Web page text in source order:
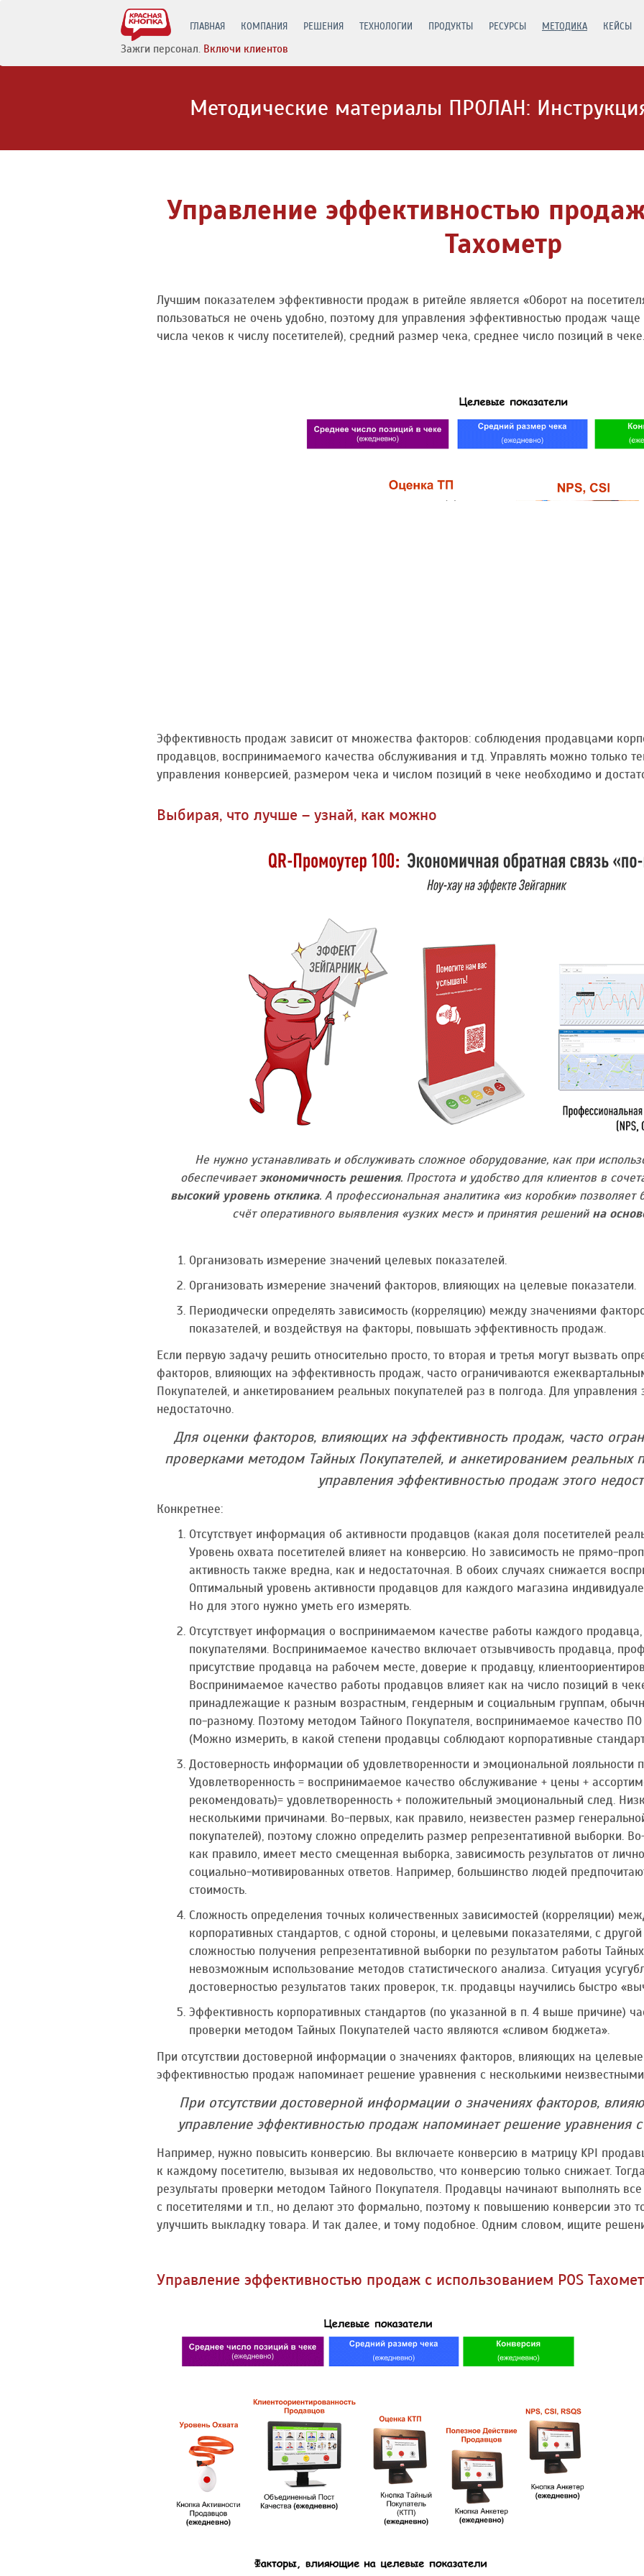
ГЛАВНАЯ КОМПАНИЯ РЕШЕНИЯ ТЕХНОЛОГИИ ПРОДУКТЫ РЕСУРСЫ МЕТОДИКА КЕЙСЫ
Зажги персонал. Включи клиентов
Методические материалы ПРОЛАН:
Управление эффективностью
Тахометр
Лучшим показателем эффективности продаж в ритейле является «Оборот на
пользоваться не очень удобно, поэтому для управления эффективностью продаж
числа чеков к числу посетителей), средний размер чека, среднее число позиций в чеке.
Эффективность продаж зависит от множества факторов: соблюдения продавцами
продавцов, воспринимаемого качества обслуживания и т.д. Управлять можно только
управления конверсией, размером чека и числом позиций в чеке необходимо и
Выбирая, что лучше – узнай, как можно
Не нужно устанавливать и обслуживать сложное оборудование, как при
обеспечиваетэкономичность решения. Простота и удобство для клиентов в
высокий уровень отклика. А профессиональная аналитика «из коробки» позволяет
счёт оперативного выявления «узких мест» и принятия решений на
Организовать измерение значений целевых показателей.
Организовать измерение значений факторов, влияющих на целевые показатели.
Периодически определять зависимость (корреляцию) между значениями
показателей, и воздействуя на факторы, повышать эффективность продаж.
Если первую задачу решить относительно просто, то вторая и третья могут вызвать
факторов, влияющих на эффективность продаж, часто ограничиваются
Покупателей, и анкетированием реальных покупателей раз в полгода. Для
недостаточно.
Для оценки факторов, влияющих на эффективность продаж, часто
проверками методом Тайных Покупателей, и анкетированием реальных
управления эффективностью продаж этого
Конкретнее:
Отсутствует информация об активности продавцов (какая доля посетителей
Уровень охвата посетителей влияет на конверсию. Но зависимость не прямо-
активность также вредна, как и недостаточная. В обоих случаях снижается
Оптимальный уровень активности продавцов для каждого магазина
Но для этого нужно уметь его измерять.
Отсутствует информация о воспринимаемом качестве работы каждого
покупателями. Воспринимаемое качество включает отзывчивость продавца,
присутствие продавца на рабочем месте, доверие к продавцу,
Воспринимаемое качество работы продавцов влияет как на число позиций в
принадлежащие к разным возрастным, гендерным и социальным группам,
по-разному. Поэтому методом Тайного Покупателя, воспринимаемое качество
(Можно измерить, в какой степени продавцы соблюдают корпоративные
Достоверность информации об удовлетворенности и эмоциональной лояльности
Удовлетворенность = воспринимаемое качество обслуживание + цены +
рекомендовать)= удовлетворенность + положительный эмоциональный след.
несколькими причинами. Во-первых, как правило, неизвестен размер
покупателей), поэтому сложно определить размер репрезентативной выборки.
как правило, имеет место смещенная выборка, зависимость результатов от
социально-мотивированных ответов. Например, большинство людей
стоимость.
Сложность определения точных количественных зависимостей (корреляции)
корпоративных стандартов, с одной стороны, и целевыми показателями, с
сложностью получения репрезентативной выборки по результатом работы
невозможным использование методов статистического анализа. Ситуация
достоверностью результатов таких проверок, т.к. продавцы научились быстро
Эффективность корпоративных стандартов (по указанной в п. 4 выше причине)
проверки методом Тайных Покупателей часто являются «сливом бюджета».
При отсутствии достоверной информации о значениях факторов, влияющих на
эффективностью продаж напоминает решение уравнения с несколькими
При отсутствии достоверной информации о значениях факторов,
управление эффективностью продаж напоминает решение уравнения
Например, нужно повысить конверсию. Вы включаете конверсию в матрицу KPI
к каждому посетителю, вызывая их недовольство, что конверсию только снижает.
результаты проверки методом Тайного Покупателя. Продавцы начинают выполнять
с посетителями и т.п., но делают это формально, поэтому к повышению конверсии это
улучшить выкладку товара. И так далее, и тому подобное. Одним словом, ищите
Управление эффективностью продаж с использованием POS